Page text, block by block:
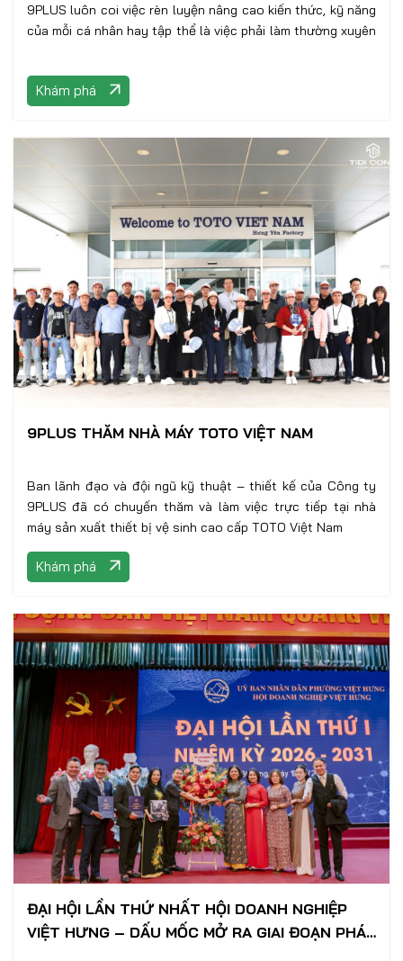
9PLUS luôn coi việc rèn luyện nâng cao kiến thức, kỹ năng
của mỗi cá nhân hay tập thể là việc phải làm thường xuyên
Khám phá
9PLUS THĂM NHÀ MÁY TOTO VIỆT NAM
Ban lãnh đạo và đội ngũ kỹ thuật – thiết kế của Công ty
9PLUS đã có chuyến thăm và làm việc trực tiếp tại nhà
máy sản xuất thiết bị vệ sinh cao cấp TOTO Việt Nam
Khám phá
ĐẠI HỘI LẦN THỨ NHẤT HỘI DOANH NGHIỆP
VIỆT HƯNG – DẤU MỐC MỞ RA GIAI ĐOẠN PHÁT